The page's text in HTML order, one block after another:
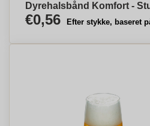
Dyrehalsbånd Komfort -
€0,56 Efter stykke, baseret